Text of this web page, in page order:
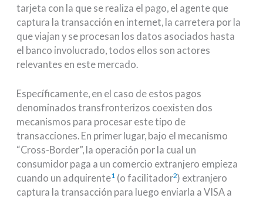
tarjeta con la que se realiza el pago, el agente que
captura la transacción en internet, la carretera por la
que viajan y se procesan los datos asociados hasta
el banco involucrado, todos ellos son actores
relevantes en este mercado.
Específicamente, en el caso de estos pagos
denominados transfronterizos coexisten dos
mecanismos para procesar este tipo de
transacciones. En primer lugar, bajo el mecanismo
“Cross-Border”, la operación por la cual un
consumidor paga a un comercio extranjero empieza
cuando un adquirente1(o facilitador2) extranjero
captura la transacción para luego enviarla a VISA a